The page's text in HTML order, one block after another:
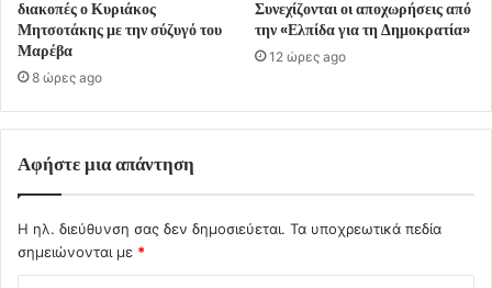
διακοπές ο Κυριάκος
Μητσοτάκης με την σύζυγό του
Μαρέβα
8 ώρες ago
Συνεχίζονται οι αποχωρήσεις από
την «Ελπίδα για τη Δημοκρατία»
12 ώρες ago
Αφήστε μια απάντηση
Η ηλ. διεύθυνση σας δεν δημοσιεύεται. Τα υποχρεωτικά πεδία
σημειώνονται με *